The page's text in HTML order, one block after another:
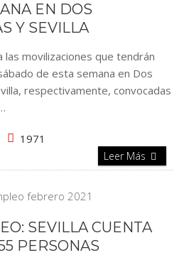
EN DOS
Y SEVILLA
las movilizaciones que tendrán
de esta semana en Dos
respectivamente, convocadas
1971
Leer Más
SEVILLA CUENTA
PERSONAS